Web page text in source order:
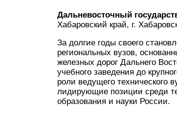
Дальневосточный
Хабаровский край, г.
За долгие годы своего
региональных вузов,
железных дорог Дальнего
учебного заведения до
роли ведущего технического
лидирующие позиции среди
образования и науки России.